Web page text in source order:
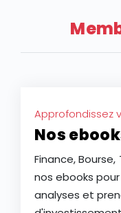
Approfondissez
Nos
Finance,
nos ebooks
analyses et